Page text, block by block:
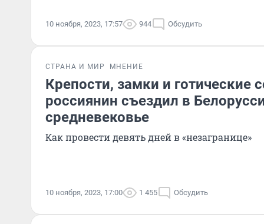
10 ноября, 2023, 17:57 944 Обсудить
СТРАНА И МИР МНЕНИЕ
Крепости, замки и готические
россиянин съездил в
средневековье
Как провести девять дней в «незагранице»
10 ноября, 2023, 17:00 1 455 Обсудить